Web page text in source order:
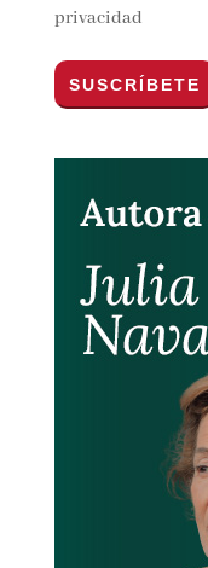
privacidad